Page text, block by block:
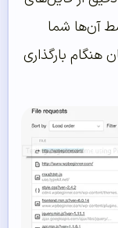
آن‌ها شما
هنگام بارگذاری